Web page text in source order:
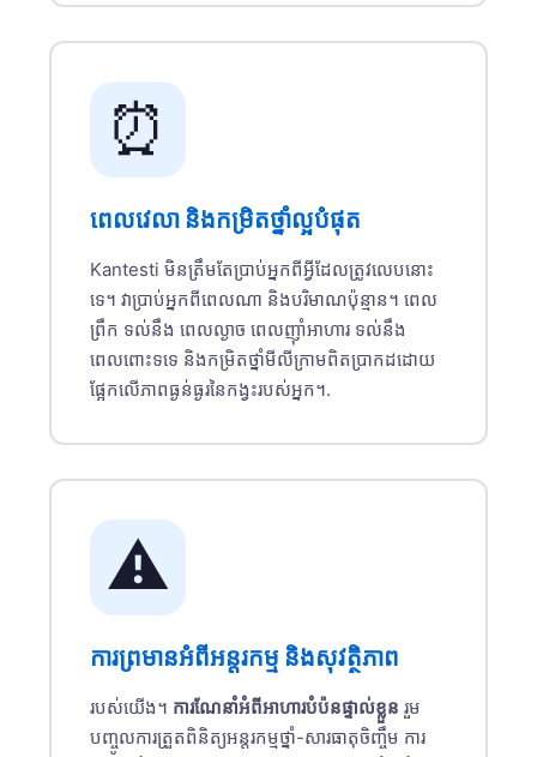
⏰
ពេលវេលា និងកម្រិតថ្នាំល្អបំផុត
Kantesti មិនត្រឹមតែប្រាប់អ្នកពីអ្វីដែលត្រូវលេបនោះ
ទេ។ វាប្រាប់អ្នកពីពេលណា និងបរិមាណប៉ុន្មាន។ ពេល
ព្រឹក ទល់នឹង ពេលល្ងាច ពេលញ៉ាំអាហារ ទល់នឹង
ពេលពោះទទេ និងកម្រិតថ្នាំមីលីក្រាមពិតប្រាកដដោយ
ផ្អែកលើភាពធ្ងន់ធ្ងរនៃកង្វះរបស់អ្នក។.
⚠️
ការព្រមានអំពីអន្តរកម្ម និងសុវត្ថិភាព
របស់យើង។ ការណែនាំអំពីអាហារបំប៉នផ្ទាល់ខ្លួន រួម
បញ្ចូលការត្រួតពិនិត្យអន្តរកម្មថ្នាំ-សារធាតុចិញ្ចឹម ការ